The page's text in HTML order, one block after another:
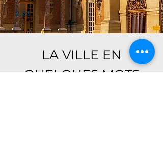
2,23
LA VILLE EN
QUELQUES MOTS